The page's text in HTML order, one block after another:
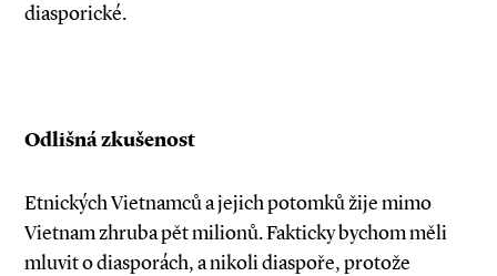
diasporické.
Odlišná zkušenost
Etnických Vietnamců a jejich potomků žije mimo
Vietnam zhruba pět milionů. Fakticky bychom měli
mluvit o diasporách, a nikoli diaspoře, protože